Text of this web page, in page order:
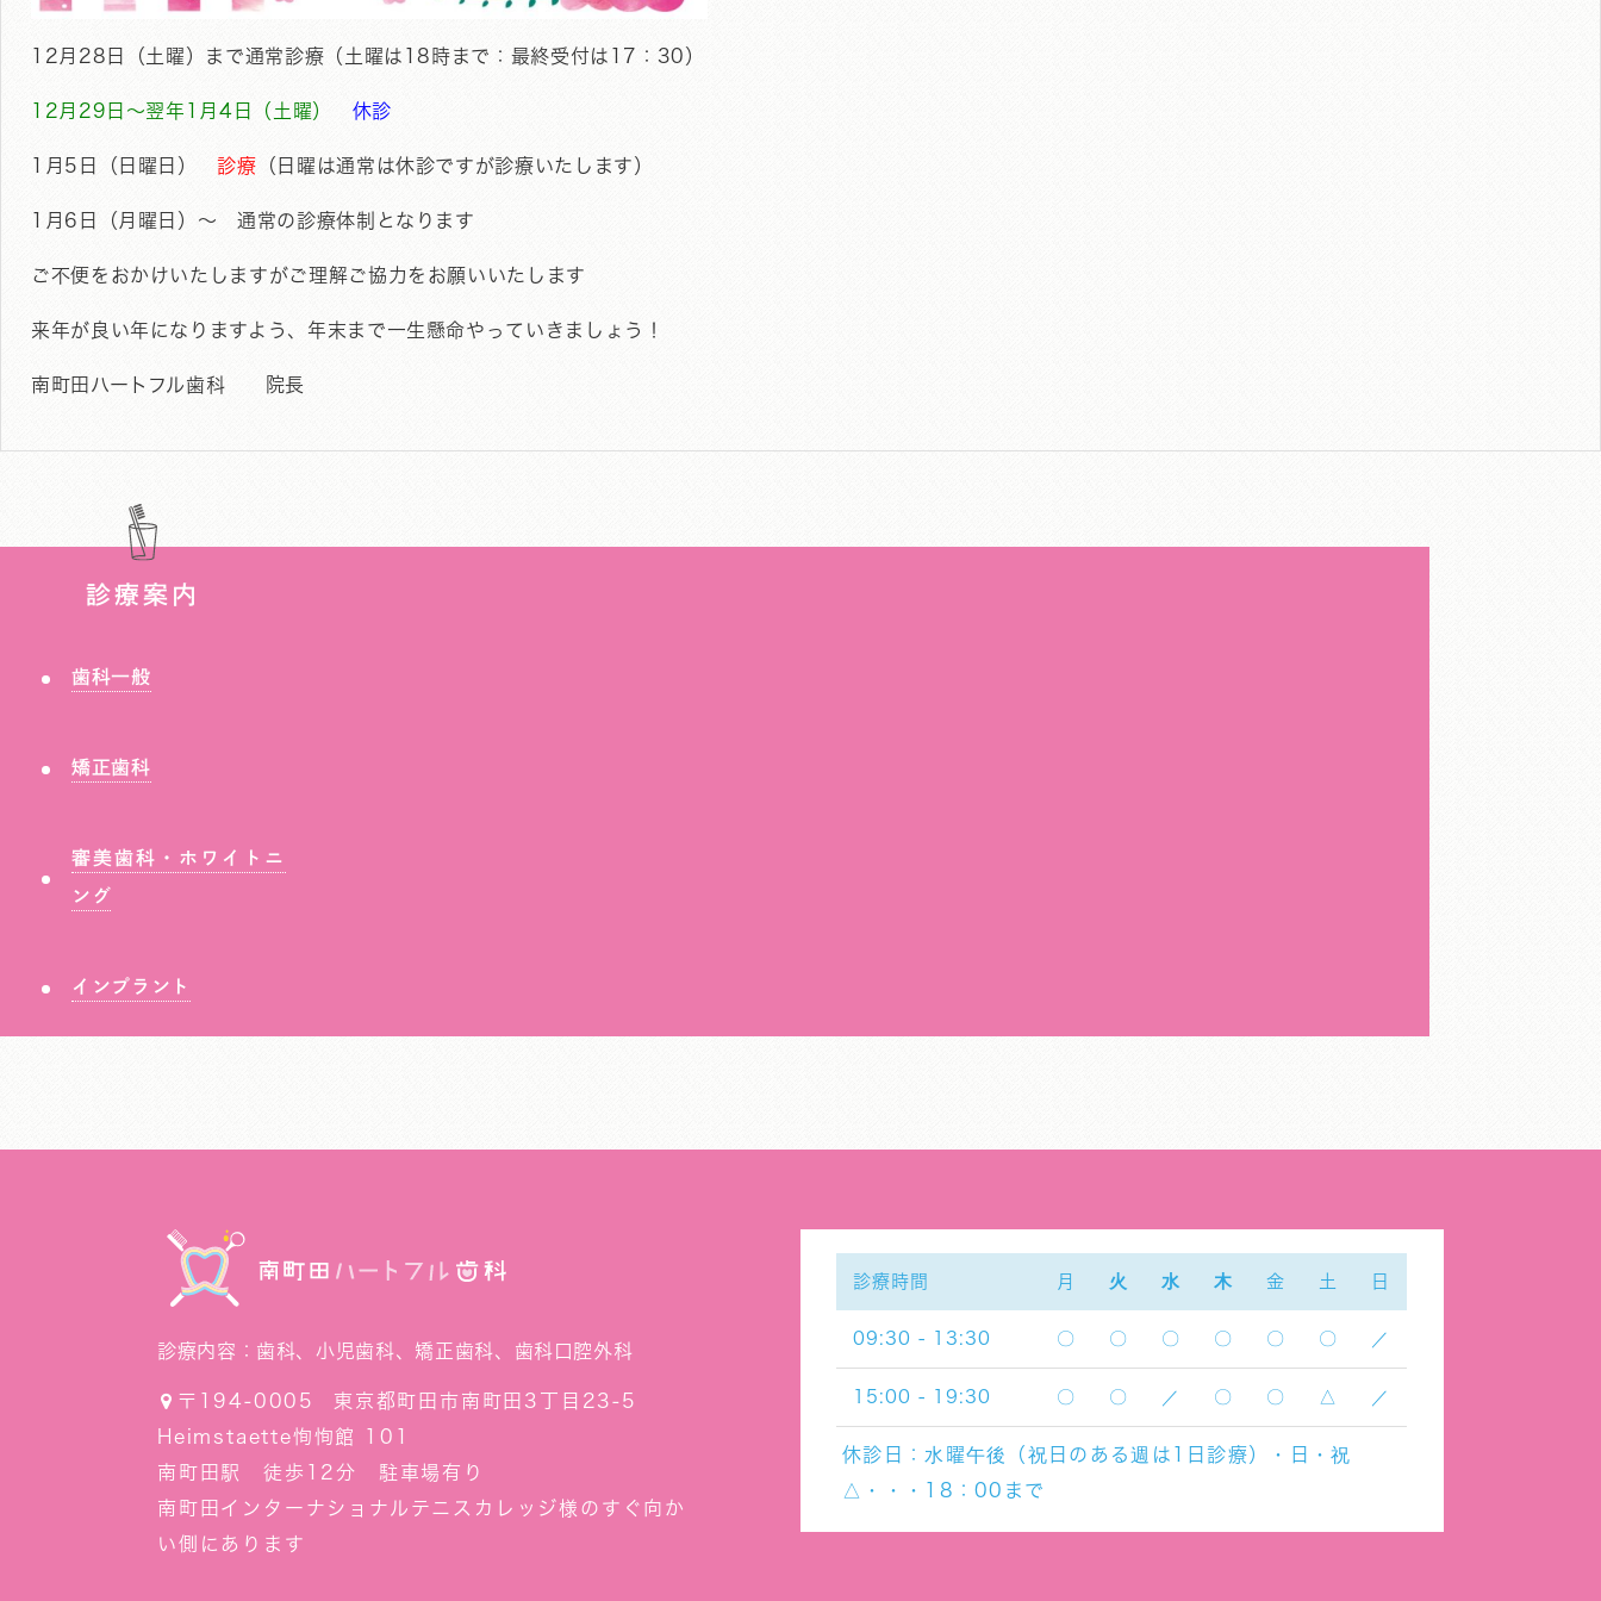
12月28日（土曜）まで通常診療（土曜は18時まで：最終受付は17：30）
12月29日～翌年1月4日（土曜） 休診
1月5日（日曜日）診療 （日曜は通常は休診ですが診療いたします）
1月6日（月曜日）～ 通常の診療体制となります
ご不便をおかけいたしますがご理解ご協力をお願いいたします
来年が良い年になりますよう、年末まで一生懸命やっていきましょう！
南町田ハートフル歯科 院長
診療案内
歯科一般
矯正歯科
審美歯科・ホワイトニ
ング
インプラント
診療内容： 歯科、小児歯科、矯正歯科、歯科口腔外科
〒194-0005
東京都町田市南町田3丁目23-5
Heimstaette恂恂館 101
南町田駅 徒歩12分 駐車場有り
南町田インターナショナルテニスカレッジ様のすぐ向か
い側にあります
診療時間 月 火 水 木 金 土 日
09:30 - 13:30 〇 〇 〇 〇 〇 〇 ／
15:00 - 19:30 〇 〇 ／ 〇 〇 △ ／
休診日： 水曜午後（祝日のある週は1日診療）・日・祝
△・・・18：00まで